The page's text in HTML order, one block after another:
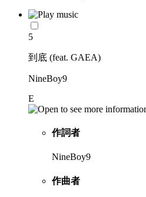
5
到底 (feat. GAEA)
NineBoy9
E
作詞者
NineBoy9
作曲者